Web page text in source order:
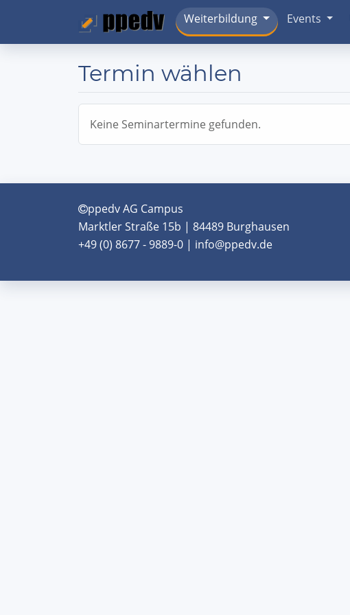
Weiterbildung Events
Termin wählen
Keine Seminartermine gefunden.
ppedv AG Campus
Marktler Straße 15b | 84489 Burghausen
+49 (0) 8677 - 9889-0 | info@ppedv.de